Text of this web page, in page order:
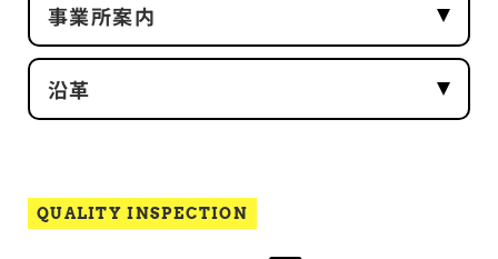
事業所案内
沿革
QUALITY INSPECTION